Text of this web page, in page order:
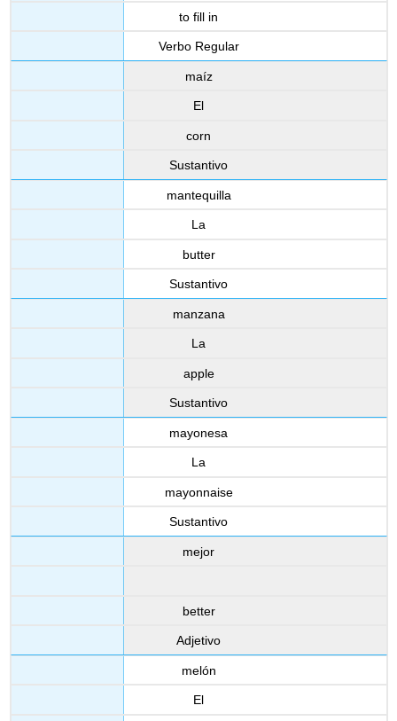
to fill in
Verbo Regular
maíz
El
corn
Sustantivo
mantequilla
La
butter
Sustantivo
manzana
La
apple
Sustantivo
mayonesa
La
mayonnaise
Sustantivo
mejor
better
Adjetivo
melón
El